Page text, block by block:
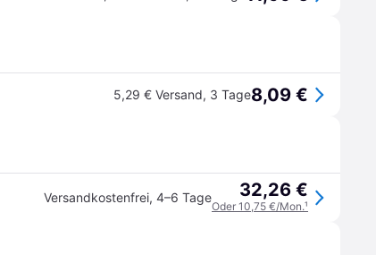
5,29 € Versand, 3 Tage8,09 €
Versandkostenfrei, 4–6 Tage 32,26 €
Oder 10,75 €/Mon.¹